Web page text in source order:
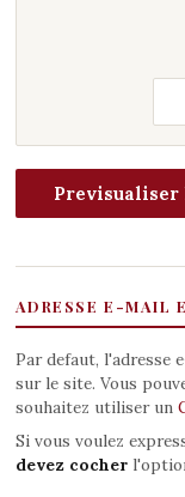
ADRESSE E-MAIL
Par defaut, l'adresse
sur le site. Vous
souhaitez utiliser un
Si vous voulez
devez cocher